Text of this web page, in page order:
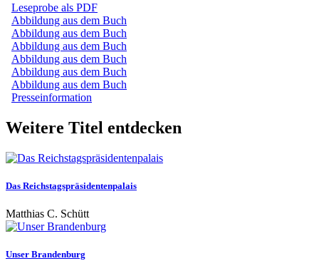
Leseprobe als PDF
Abbildung aus dem Buch
Abbildung aus dem Buch
Abbildung aus dem Buch
Abbildung aus dem Buch
Abbildung aus dem Buch
Abbildung aus dem Buch
Presseinformation
Weitere Titel entdecken
Das Reichstagspräsidentenpalais
Matthias C. Schütt
Unser Brandenburg